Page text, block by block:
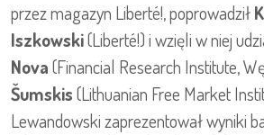
przez magazyn Liberté!, poprowadził
Iszkowski(Liberté!) i wzięli w niej
Nova(Financial Research Institute,
Šumskis(Lithuanian Free Market
Lewandowski zaprezentował wyniki